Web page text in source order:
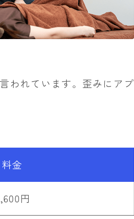
われています。歪みにアプ
料金
円